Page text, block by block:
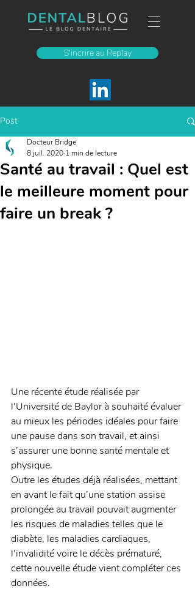
S'incrire au Replay
Post
Santé au travail : Quel est
le meilleure moment pour
faire un break ?
Docteur Bridge
8 juil. 2020 1 min de lecture
Une récente étude réalisée par
l’Université de Baylor à souhaité évaluer
au mieux les périodes idéales pour faire
une pause dans son travail, et ainsi
s’assurer une bonne santé mentale et
physique.
Outre les études déjà réalisées, mettant
en avant le fait qu’une station assise
prolongée au travail pouvait augmenter
les risques de maladies telles que le
diabète, les maladies cardiaques,
l’invalidité voire le décès prématuré,
cette nouvelle étude vient compléter ces
données.